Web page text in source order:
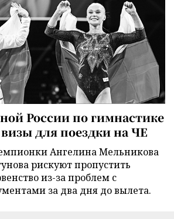
России по гимнастике
для поездки на ЧЕ
Ангелина Мельникова
рискуют пропустить
из-за проблем с
за два дня до вылета.